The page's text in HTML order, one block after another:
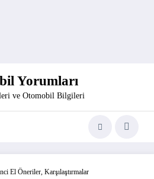
Yorumları
ve Otomobil Bilgileri
El Öneriler, Karşılaştırmalar